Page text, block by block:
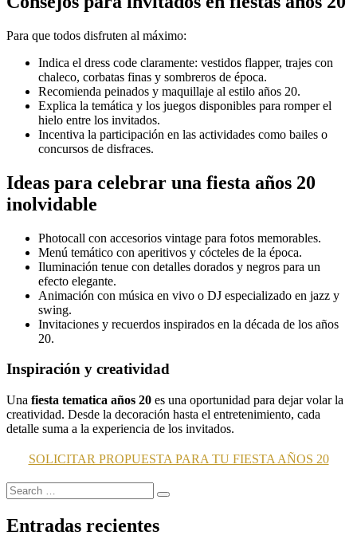
Para que todos disfruten al máximo:
Indica el dress code claramente: vestidos flapper, trajes con
chaleco, corbatas finas y sombreros de época.
Recomienda peinados y maquillaje al estilo años 20.
Explica la temática y los juegos disponibles para romper el
hielo entre los invitados.
Incentiva la participación en las actividades como bailes o
concursos de disfraces.
Ideas para celebrar una fiesta años 20
inolvidable
Photocall con accesorios vintage para fotos memorables.
Menú temático con aperitivos y cócteles de la época.
Iluminación tenue con detalles dorados y negros para un
efecto elegante.
Animación con música en vivo o DJ especializado en jazz y
swing.
Invitaciones y recuerdos inspirados en la década de los años
20.
Inspiración y creatividad
Una fiesta tematica años 20 es una oportunidad para dejar volar la
creatividad. Desde la decoración hasta el entretenimiento, cada
detalle suma a la experiencia de los invitados.
SOLICITAR PROPUESTA PARA TU FIESTA AÑOS 20
Search
for:
Search
Entradas recientes